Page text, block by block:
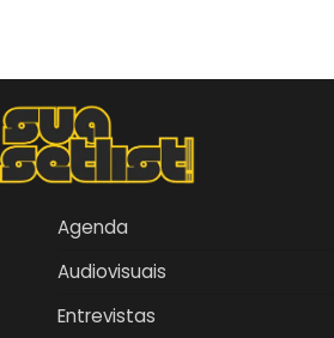
Agenda
Audiovisuais
Entrevistas